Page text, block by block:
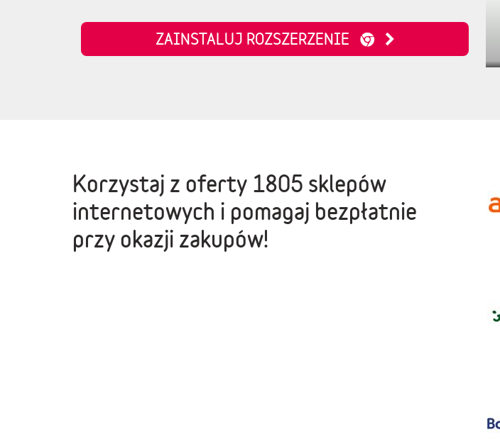
ZAINSTALUJ ROZSZERZENIE
Korzystaj z oferty 1805 sklepów
internetowych i pomagaj bezpłatnie
przy okazji zakupów!